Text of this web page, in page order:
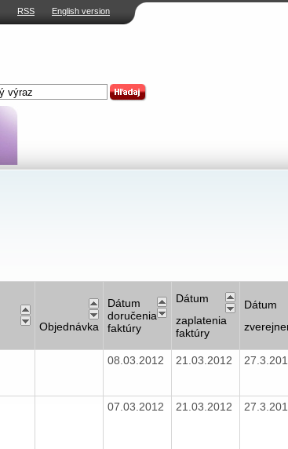
RSS English version
Objednávka
Dátum
doručenia
faktúry
Dátum
zaplatenia
faktúry
Dátum
08.03.2012 21.03.2012
07.03.2012 21.03.2012